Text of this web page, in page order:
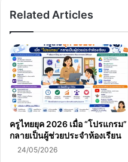
Related Articles
ครูไทยยุค 2026 เมื่อ “โปรแกรม”
กลายเป็นผู้ช่วยประจำห้องเรียน
24/05/2026